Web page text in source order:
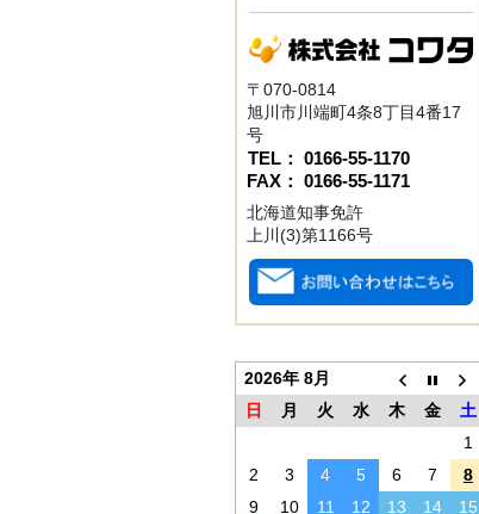
〒070-0814
旭川市川端町4条8丁目4番17
号
TEL： 0166-55-1170
FAX： 0166-55-1171
北海道知事免許
上川(3)第1166号
2026年 8月
日
月 火 水 木 金
土
1
2
3 4 5 6 7
8
9
10 11 12 13 14
15